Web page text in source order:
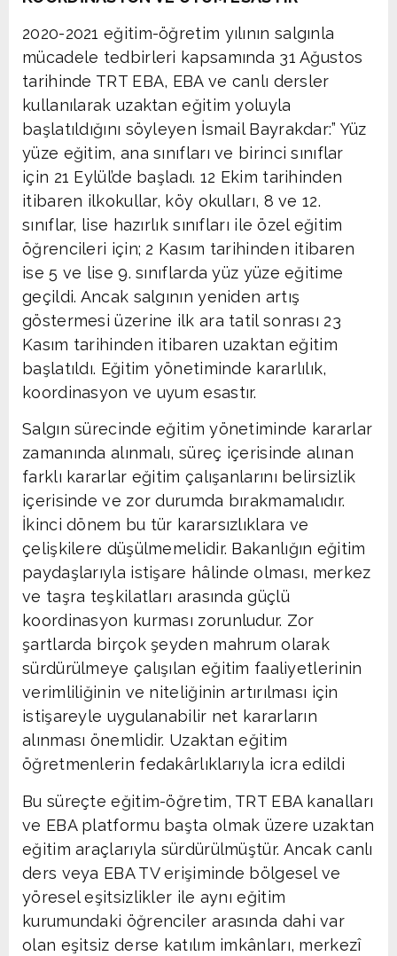
2020-2021 eğitim-öğretim yılının salgınla
mücadele tedbirleri kapsamında 31 Ağustos
tarihinde TRT EBA, EBA ve canlı dersler
kullanılarak uzaktan eğitim yoluyla
başlatıldığını söyleyen İsmail Bayrakdar:” Yüz
yüze eğitim, ana sınıfları ve birinci sınıflar
için 21 Eylül’de başladı. 12 Ekim tarihinden
itibaren ilkokullar, köy okulları, 8 ve 12.
sınıflar, lise hazırlık sınıfları ile özel eğitim
öğrencileri için; 2 Kasım tarihinden itibaren
ise 5 ve lise 9. sınıflarda yüz yüze eğitime
geçildi. Ancak salgının yeniden artış
göstermesi üzerine ilk ara tatil sonrası 23
Kasım tarihinden itibaren uzaktan eğitim
başlatıldı. Eğitim yönetiminde kararlılık,
koordinasyon ve uyum esastır.
Salgın sürecinde eğitim yönetiminde kararlar
zamanında alınmalı, süreç içerisinde alınan
farklı kararlar eğitim çalışanlarını belirsizlik
içerisinde ve zor durumda bırakmamalıdır.
İkinci dönem bu tür kararsızlıklara ve
çelişkilere düşülmemelidir. Bakanlığın eğitim
paydaşlarıyla istişare hâlinde olması, merkez
ve taşra teşkilatları arasında güçlü
koordinasyon kurması zorunludur. Zor
şartlarda birçok şeyden mahrum olarak
sürdürülmeye çalışılan eğitim faaliyetlerinin
verimliliğinin ve niteliğinin artırılması için
istişareyle uygulanabilir net kararların
alınması önemlidir. Uzaktan eğitim
öğretmenlerin fedakârlıklarıyla icra edildi
Bu süreçte eğitim-öğretim, TRT EBA kanalları
ve EBA platformu başta olmak üzere uzaktan
eğitim araçlarıyla sürdürülmüştür. Ancak canlı
ders veya EBA TV erişiminde bölgesel ve
yöresel eşitsizlikler ile aynı eğitim
kurumundaki öğrenciler arasında dahi var
olan eşitsiz derse katılım imkânları, merkezî